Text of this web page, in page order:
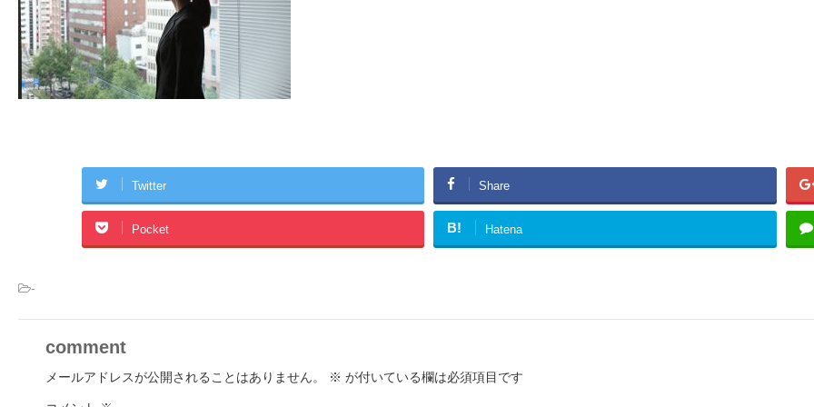
Twitter Share
Pocket B! Hatena
-
comment
メールアドレスが公開されることはありません。 ※ が付いている欄は必須項目です